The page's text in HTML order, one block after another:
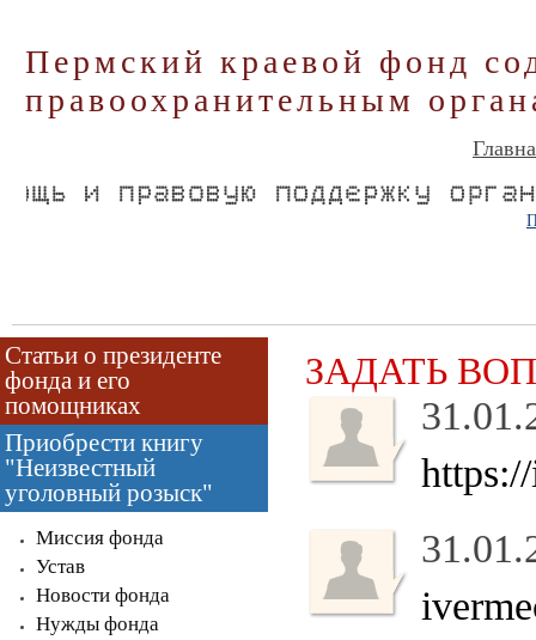
Пермский краевой фонд
правоохранительным
Статьи о президенте
фонда и его
помощниках
Приобрести книгу
"Неизвестный
уголовный розыск"
Миссия фонда
Устав
Новости фонда
Нужды фонда
ЗАДАТЬ